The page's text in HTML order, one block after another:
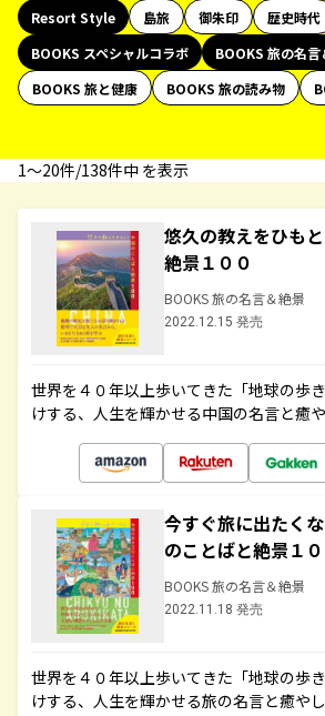
Resort Style
島旅 御朱印 歴史時代
BOOKS スペシャルコラボ
BOOKS 旅の名言
BOOKS 旅と健康
BOOKS 旅の読み物
1〜20件/138件中 を表示
悠久の教えをひも
絶景１００
BOOKS 旅の名言＆絶景
2022.12.15 発売
世界を４０年以上歩いてきた「地球の歩
けする、人生を輝かせる中国の名言と癒
今すぐ旅に出たく
のことばと絶景１
BOOKS 旅の名言＆絶景
2022.11.18 発売
世界を４０年以上歩いてきた「地球の歩
けする、人生を輝かせる旅の名言と癒や